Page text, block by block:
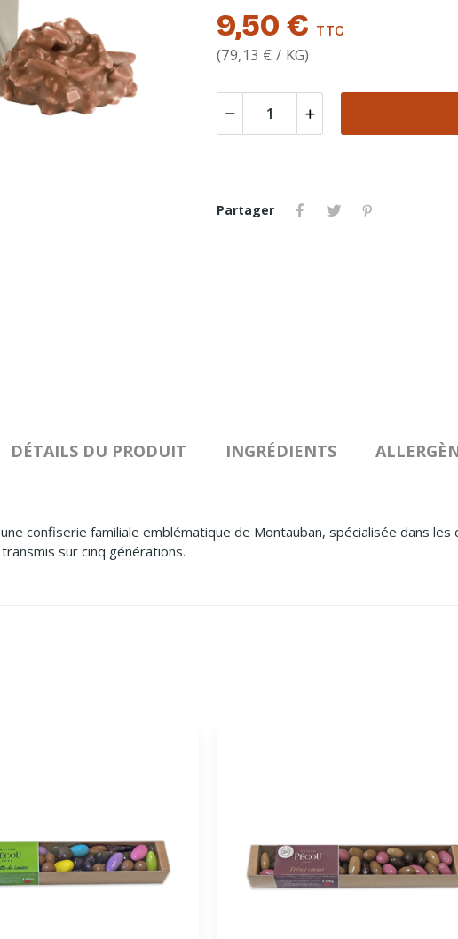
9,50 € TTC
(79,13 € / KG)
Partager
DÉTAILS DU PRODUIT INGRÉDIENTS
confiserie familiale emblématique de Montauban, spécialisée dans
sur cinq générations.